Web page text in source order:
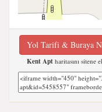
Yol Tarifi & Buraya
Kent Apt haritasını sitene